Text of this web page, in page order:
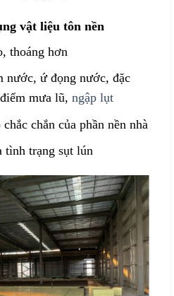
vật liệu tôn nền
thoáng hơn
nước, ứ đọng nước, đặc
mưa lũ, ngập lụt
chắn của phần nền nhà
tình trạng sụt lún